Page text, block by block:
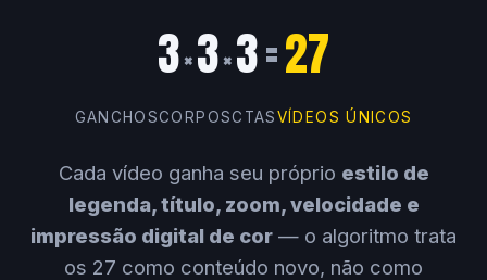
3×3×3=27
GANCHOSCORPOSCTASVÍDEOS ÚNICOS
Cada vídeo ganha seu próprio estilo de
legenda, título, zoom, velocidade e
impressão digital de cor — o algoritmo trata
os 27 como conteúdo novo, não como